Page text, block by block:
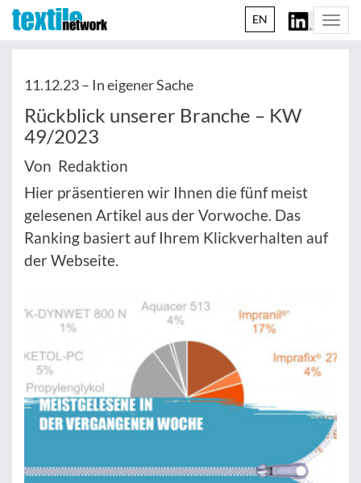
EN
11.12.23 – In eigener Sache
Rückblick unserer Branche – KW
49/2023
Von Redaktion
Hier präsentieren wir Ihnen die fünf meist
gelesenen Artikel aus der Vorwoche. Das
Ranking basiert auf Ihrem Klickverhalten auf
der Webseite.